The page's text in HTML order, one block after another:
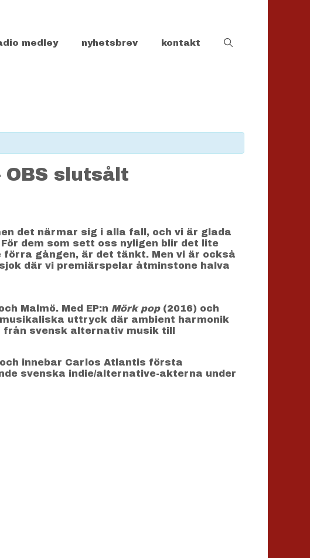
medley nyhetsbrev kontakt
slutsålt
det närmar sig i alla fall, och vi är glada
dem som sett oss nyligen blir det lite
gången, är det tänkt. Men vi är också
där vi premiärspelar åtminstone halva
Malmö. Med EP:n Mörk pop (2016) och
uttryck där ambient harmonik
svensk alternativ musik till
innebar Carlos Atlantis första
svenska indie/alternative-akterna under